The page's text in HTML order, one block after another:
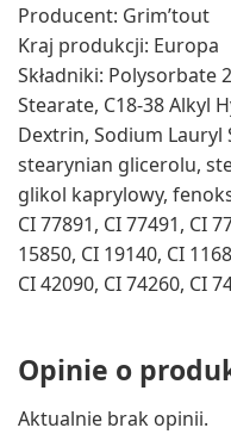
Producent: Grim’tout
Kraj produkcji: Europa
Składniki: Polysorbate
Stearate, C18-38 Alkyl
Dextrin, Sodium
stearynian glicerolu,
glikol kaprylowy,
CI 77891, CI 77491, CI
15850, CI 19140, CI
CI 42090, CI 74260, CI
Opinie o
Aktualnie brak opinii.